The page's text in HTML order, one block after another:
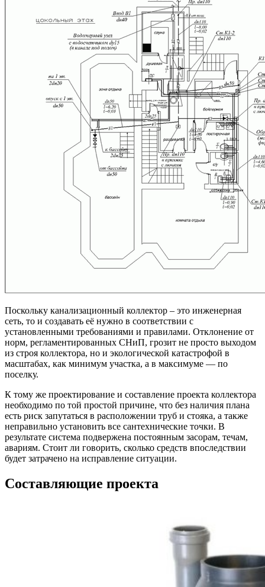
Поскольку канализационный коллектор – это инженерная
сеть, то и создавать её нужно в соответствии с
установленными требованиями и правилами. Отклонение от
норм, регламентированных СНиП, грозит не просто выходом
из строя коллектора, но и экологической катастрофой в
масштабах, как минимум участка, а в максимуме — по
поселку.
К тому же проектирование и составление проекта коллектора
необходимо по той простой причине, что без наличия плана
есть риск запутаться в расположении труб и стояка, а также
неправильно установить все сантехнические точки. В
результате система подвержена постоянным засорам, течам,
авариям. Стоит ли говорить, сколько средств впоследствии
будет затрачено на исправление ситуации.
Составляющие проекта